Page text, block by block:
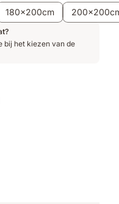
180x200cm
bij het kiezen van de